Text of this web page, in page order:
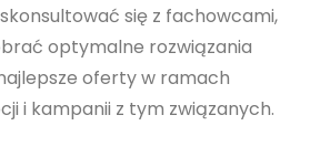
się z fachowcami,
optymalne rozwiązania
oferty w ramach
i kampanii z tym związanych.